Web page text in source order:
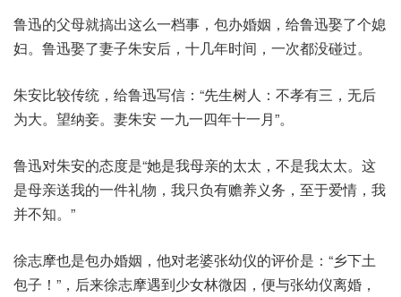
鲁迅的父母就搞出这么一档事，包办婚姻，给鲁迅娶了个媳
妇。鲁迅娶了妻子朱安后，十几年时间，一次都没碰过。
朱安比较传统，给鲁迅写信：“先生树人：不孝有三，无后
为大。望纳妾。妻朱安 一九一四年十一月”。
鲁迅对朱安的态度是“她是我母亲的太太，不是我太太。这
是母亲送我的一件礼物，我只负有赡养义务，至于爱情，我
并不知。”
徐志摩也是包办婚姻，他对老婆张幼仪的评价是：“乡下土
包子！”，后来徐志摩遇到少女林微因，便与张幼仪离婚，